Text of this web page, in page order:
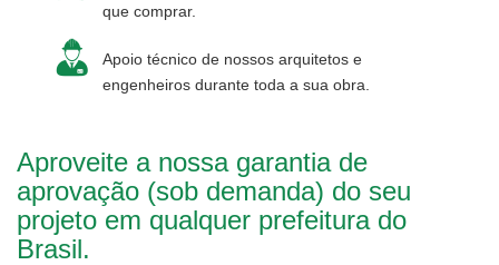
que comprar.
Apoio técnico de nossos arquitetos e
engenheiros durante toda a sua obra.
Aproveite a nossa garantia de
aprovação (sob demanda) do seu
projeto em qualquer prefeitura do
Brasil.